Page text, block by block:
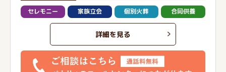
セレモニー 家族立会 個別火葬 合同供養
詳細を見る